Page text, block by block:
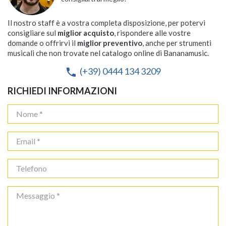
Il nostro staff è a vostra completa disposizione, per potervi
consigliare sul miglior acquisto, rispondere alle vostre
domande o offrirvi il miglior preventivo, anche per strumenti
musicali che non trovate nel catalogo online di Bananamusic.
phone (+39) 0444 134 3209
RICHIEDI INFORMAZIONI